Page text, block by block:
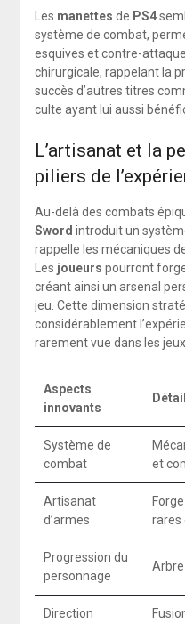
Les manettes de PS4
système de combat,
esquives et contre-
chirurgicale, rappelant la
succès d’autres titres
culte ayant lui aussi
L’artisanat et la
piliers de
Au-delà des combats
Sword introduit un
rappelle les mécaniques
Les joueurs pourront
créant ainsi un arsenal
jeu. Cette dimension
considérablement
rarement vue dans les
Aspects
innovants
Système de
combat
et
Artisanat
d’armes
rares
Progression du
personnage
Direction